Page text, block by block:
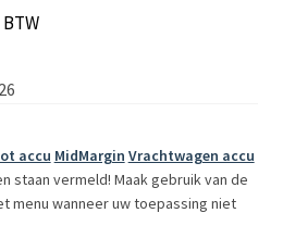
accu MidMargin Vrachtwagen accu
staan vermeld! Maak gebruik van de
menu wanneer uw toepassing niet